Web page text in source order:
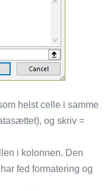
helst celle i samme
og skriv =
i kolonnen. Den
fed formatering og